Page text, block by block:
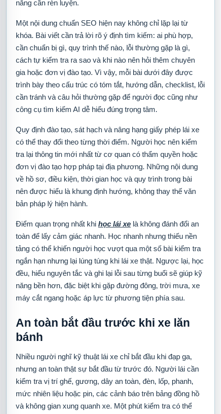
năng cần rèn luyện.
Một nội dung chuẩn SEO hiện nay không chỉ lặp lại từ
khóa. Bài viết cần trả lời rõ ý định tìm kiếm: ai phù hợp,
cần chuẩn bị gì, quy trình thế nào, lỗi thường gặp là gì,
cách tự kiểm tra ra sao và khi nào nên hỏi thêm chuyên
gia hoặc đơn vị đào tạo. Vì vậy, mỗi bài dưới đây được
trình bày theo cấu trúc có tóm tắt, hướng dẫn, checklist, lỗi
cần tránh và câu hỏi thường gặp để người đọc cũng như
công cụ tìm kiếm AI dễ hiểu đúng trọng tâm.
Quy định đào tạo, sát hạch và nâng hạng giấy phép lái xe
có thể thay đổi theo từng thời điểm. Người học nên kiểm
tra lại thông tin mới nhất từ cơ quan có thẩm quyền hoặc
đơn vị đào tạo hợp pháp tại địa phương. Những nội dung
về hồ sơ, điều kiện, thời gian học và quy trình trong bài
nên được hiểu là khung định hướng, không thay thế văn
bản pháp lý hiện hành.
Điểm quan trọng nhất khi học lái xe là không đánh đổi an
toàn để lấy cảm giác nhanh. Học nhanh nhưng thiếu nền
tảng có thể khiến người học vượt qua một số bài kiểm tra
ngắn hạn nhưng lại lúng túng khi lái xe thật. Ngược lại, học
đều, hiểu nguyên tắc và ghi lại lỗi sau từng buổi sẽ giúp kỹ
năng bền hơn, đặc biệt khi gặp đường đông, trời mưa, xe
máy cắt ngang hoặc áp lực từ phương tiện phía sau.
An toàn bắt đầu trước khi xe lăn
bánh
Nhiều người nghĩ kỹ thuật lái xe chỉ bắt đầu khi đạp ga,
nhưng an toàn thật sự bắt đầu từ trước đó. Người lái cần
kiểm tra vị trí ghế, gương, dây an toàn, đèn, lốp, phanh,
mức nhiên liệu hoặc pin, các cảnh báo trên bảng đồng hồ
và không gian xung quanh xe. Một phút kiểm tra có thể